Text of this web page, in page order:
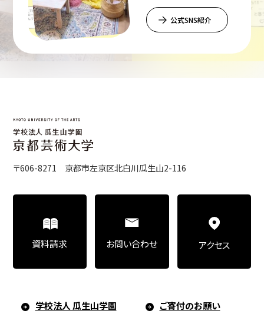
公式SNS紹介
〒606-8271 京都市左京区北白川瓜生山2-116
学校法人 瓜生山学園 ご寄付のお願い
資料請求 お問い合わせ アクセス